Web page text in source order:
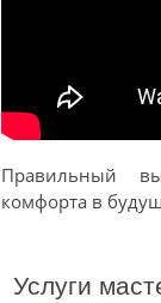
Правильный
комфорта в
Услуги